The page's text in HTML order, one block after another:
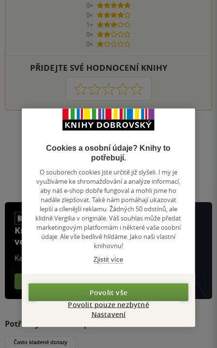
0×
5 hvězdiček
0×
4 hvězdičky
1×
3 hvězdičky
0×
2 hvězdičky
0×
1 hvezdička
PŘIDEJTE SVÉ HODNOCENÍ KNIHY
1 2 3 4 5
Nahoru
1
Přejít
na
stránku
/ 1
Knihy, recenze a klubové výhody
ve vaší kapse a naší appce KDčko
Každý měsíc společně přečteme tisíce knih
Více o aplikaci Více o klubu
Potřebujete s něčím poradit?
Často kladené dotazy
Cookies a osobní údaje? Knihy to
potřebují.
O souborech cookies jste určitě již slyšeli. I my je
využíváme ke shromažďování a analýze informací,
aby náš e-shop dobře fungoval a mohli jsme ho
nadále zlepšovat. Také nám pomáhají ukazovat
lepší a cílenější reklamu. Žádných 50 odstínů, ale
klidně Vergilia v originále. Váš souhlas může předat
marketingovým platformám i některé vaše osobní
údaje. Ale vše bedlivě hlídáme. Jako naši vlastní
knihovnu!
Zjistit více
Povolit vše
Povolit pouze nezbytné
Nastavení